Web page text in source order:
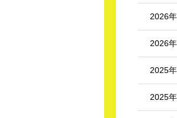
2026
2026
2025
2025